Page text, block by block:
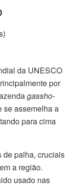
da UNESCO
por
gassho-
se assemelha a
para cima
de palha, cruciais
a região.
usado nas